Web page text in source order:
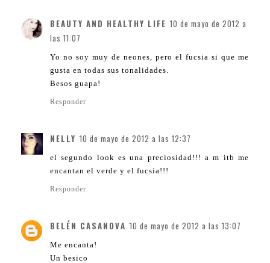
BEAUTY AND HEALTHY LIFE 10 de mayo de 2012 a
las 11:07
Yo no soy muy de neones, pero el fucsia si que me
gusta en todas sus tonalidades.
Besos guapa!
Responder
NELLY 10 de mayo de 2012 a las 12:37
el segundo look es una preciosidad!!! a m itb me
encantan el verde y el fucsia!!!
Responder
BELÉN CASANOVA 10 de mayo de 2012 a las 13:07
Me encanta!
Un besico